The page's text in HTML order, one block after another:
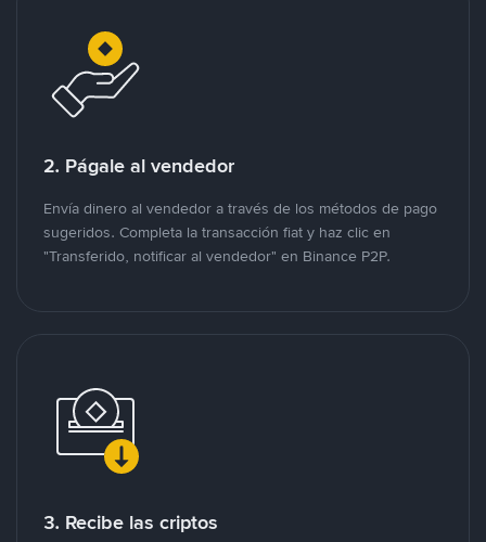
2. Págale al vendedor
Envía dinero al vendedor a través de los métodos de pago
sugeridos. Completa la transacción fiat y haz clic en
"Transferido, notificar al vendedor" en Binance P2P.
3. Recibe las criptos